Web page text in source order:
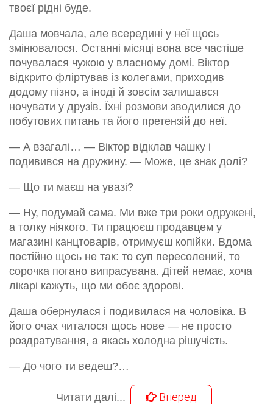
твоєї рідні буде.
Даша мовчала, але всередині у неї щось
змінювалося. Останні місяці вона все частіше
почувалася чужою у власному домі. Віктор
відкрито фліртував із колегами, приходив
додому пізно, а іноді й зовсім залишався
ночувати у друзів. Їхні розмови зводилися до
побутових питань та його претензій до неї.
— А взагалі… — Віктор відклав чашку і
подивився на дружину. — Може, це знак долі?
— Що ти маєш на увазі?
— Ну, подумай сама. Ми вже три роки одружені,
а толку ніякого. Ти працюєш продавцем у
магазині канцтоварів, отримуєш копійки. Вдома
постійно щось не так: то суп пересолений, то
сорочка погано випрасувана. Дітей немає, хоча
лікарі кажуть, що ми обоє здорові.
Даша обернулася і подивилася на чоловіка. В
його очах читалося щось нове — не просто
роздратування, а якась холодна рішучість.
— До чого ти ведеш?…
Читати далі... Вперед